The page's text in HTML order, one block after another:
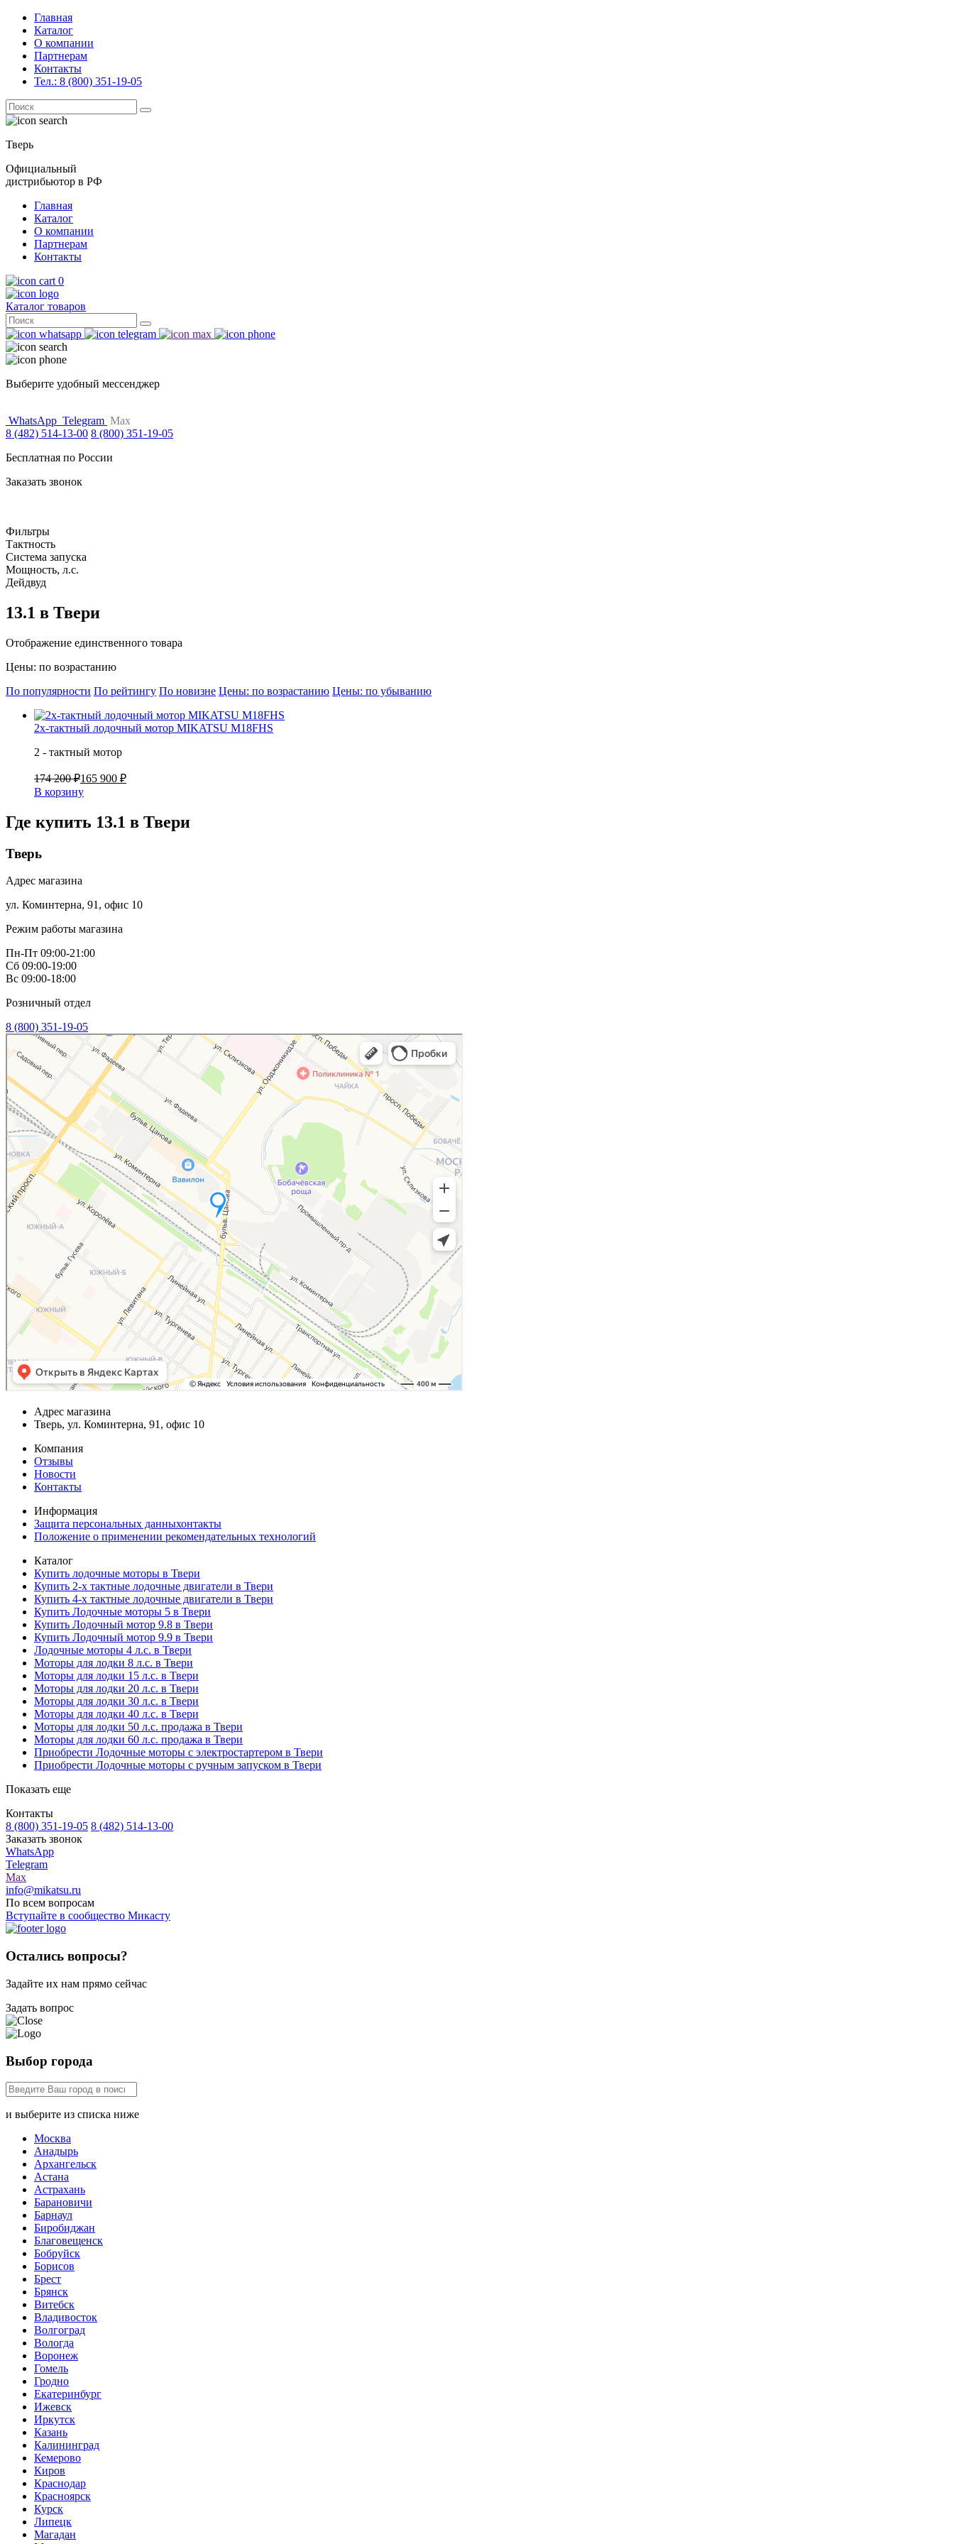
Главная
Каталог
О компании
Партнерам
Контакты
Тел.: 8 (800) 351-19-05
Поиск
for:
Тверь
Официальный
дистрибьютор в РФ
Главная
Каталог
О компании
Партнерам
Контакты
0
Каталог товаров
Поиск
for:
Выберите удобный мессенджер
WhatsApp Telegram Max
8 (482) 514-13-00 8 (800) 351-19-05
Бесплатная по России
Заказать звонок
Фильтры
Тактность
Система запуска
Мощность, л.с.
Дейдвуд
13.1 в Твери
Отображение единственного товара
Цены: по возрастанию
По популярности По рейтингу По новизне Цены: по возрастанию Цены: по убыванию
2х-тактный лодочный мотор MIKATSU M18FHS
2 - тактный мотор
174 200 ₽165 900 ₽
В корзину
Где купить 13.1 в Твери
Тверь
Адрес магазина
ул. Коминтерна, 91, офис 10
Режим работы магазина
Пн-Пт 09:00-21:00
Сб 09:00-19:00
Вс 09:00-18:00
Розничный отдел
8 (800) 351-19-05
Адрес магазина
Тверь, ул. Коминтерна, 91, офис 10
Компания
Отзывы
Новости
Контакты
Информация
Защита персональных данныхонтакты
Положение о применении рекомендательных технологий
Каталог
Купить лодочные моторы в Твери
Купить 2-х тактные лодочные двигатели в Твери
Купить 4-х тактные лодочные двигатели в Твери
Купить Лодочные моторы 5 в Твери
Купить Лодочный мотор 9.8 в Твери
Купить Лодочный мотор 9.9 в Твери
Лодочные моторы 4 л.с. в Твери
Моторы для лодки 8 л.с. в Твери
Моторы для лодки 15 л.с. в Твери
Моторы для лодки 20 л.с. в Твери
Моторы для лодки 30 л.с. в Твери
Моторы для лодки 40 л.с. в Твери
Моторы для лодки 50 л.с. продажа в Твери
Моторы для лодки 60 л.с. продажа в Твери
Приобрести Лодочные моторы с электростартером в Твери
Приобрести Лодочные моторы с ручным запуском в Твери
Показать еще
Контакты
8 (800) 351-19-05 8 (482) 514-13-00
Заказать звонок
WhatsApp
Telegram
Max
info@mikatsu.ru
По всем вопросам
Вступайте в сообщество Микасту
Остались вопросы?
Задайте их нам прямо сейчас
Задать вопрос
Выбор города
и выберите из списка ниже
Москва
Анадырь
Архангельск
Астана
Астрахань
Барановичи
Барнаул
Биробиджан
Благовещенск
Бобруйск
Борисов
Брест
Брянск
Витебск
Владивосток
Волгоград
Вологда
Воронеж
Гомель
Гродно
Екатеринбург
Ижевск
Иркутск
Казань
Калининград
Кемерово
Киров
Краснодар
Красноярск
Курск
Липецк
Магадан